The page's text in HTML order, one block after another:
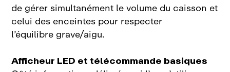
de gérer simultanément le volume du caisson et
celui des enceintes pour respecter
l’équilibre grave/aigu.
Afficheur LED et télécommande basiques